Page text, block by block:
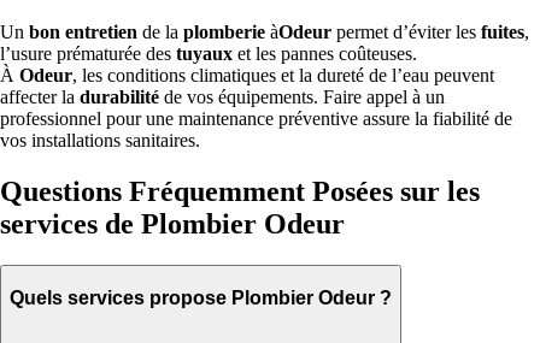
Un bon entretien de la plomberie àOdeur permet d’éviter les fuites,
l’usure prématurée des tuyaux et les pannes coûteuses.
À Odeur, les conditions climatiques et la dureté de l’eau peuvent
affecter la durabilité de vos équipements. Faire appel à un
professionnel pour une maintenance préventive assure la fiabilité de
vos installations sanitaires.
Questions Fréquemment Posées sur les
services de Plombier Odeur
Quels services propose Plombier Odeur ?